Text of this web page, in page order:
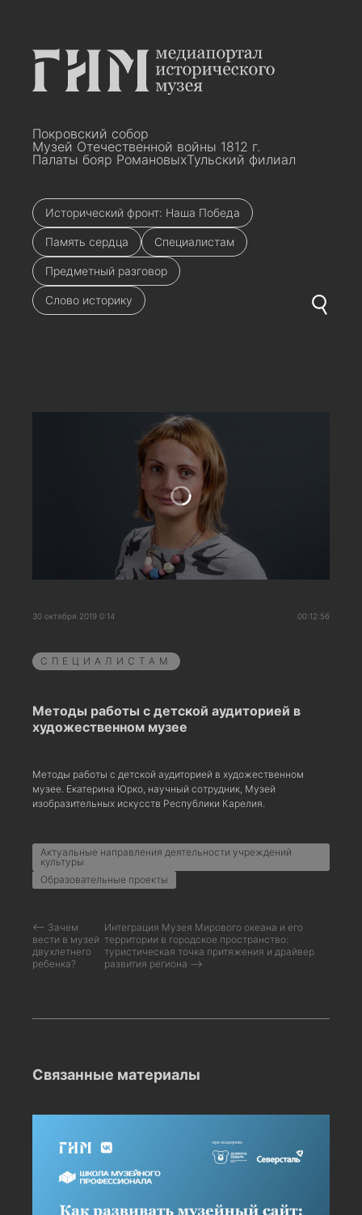
Покровский собор
Музей Отечественной войны 1812 г.
Палаты бояр РомановыхТульский филиал
Исторический фронт: Наша Победа
Память сердца Специалистам
Предметный разговор
Слово историку
30 октября 2019 0:14 00:12:56
СПЕЦИАЛИСТАМ
Методы работы с детской аудиторией в
художественном музее
Методы работы с детской аудиторией в художественном
музее. Екатерина Юрко, научный сотрудник, Музей
изобразительных искусств Республики Карелия.
Актуальные направления деятельности учреждений
культуры
Образовательные проекты
⟵ Зачем
вести в музей
двухлетнего
ребенка?
Интеграция Музея Мирового океана и его
территории в городское пространство:
туристическая точка притяжения и драйвер
развития региона ⟶
Связанные материалы